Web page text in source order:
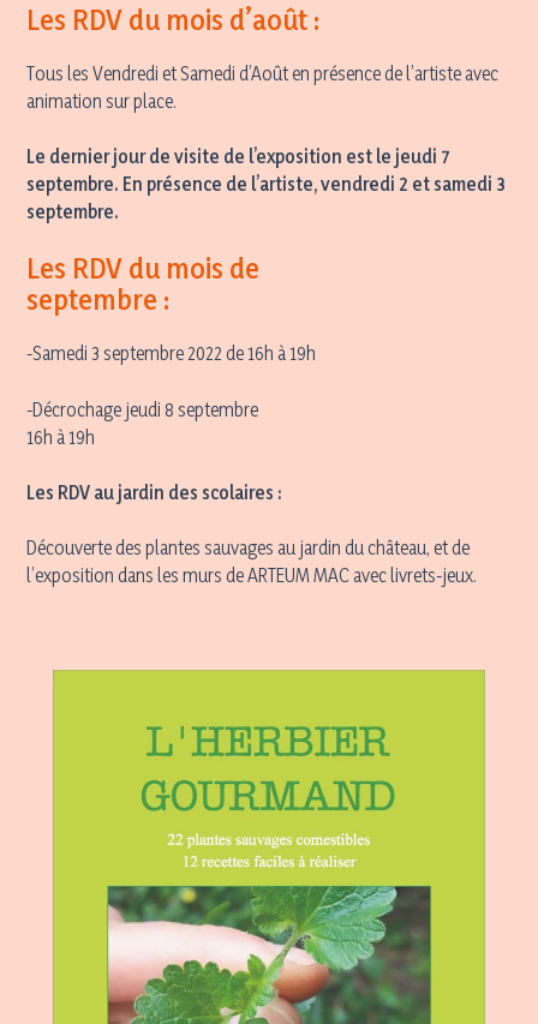
Les RDV du mois d’août :
Tous les Vendredi et Samedi d’Août en présence de l’artiste avec
animation sur place.
Le dernier jour de visite de l’exposition est le jeudi 7
septembre. En présence de l’artiste, vendredi 2 et samedi 3
septembre.
Les RDV du mois de
septembre :
-Samedi 3 septembre 2022 de 16h à 19h
-Décrochage jeudi 8 septembre
16h à 19h
Les RDV au jardin des scolaires :
Découverte des plantes sauvages au jardin du château, et de
l’exposition dans les murs de ARTEUM MAC avec livrets-jeux.